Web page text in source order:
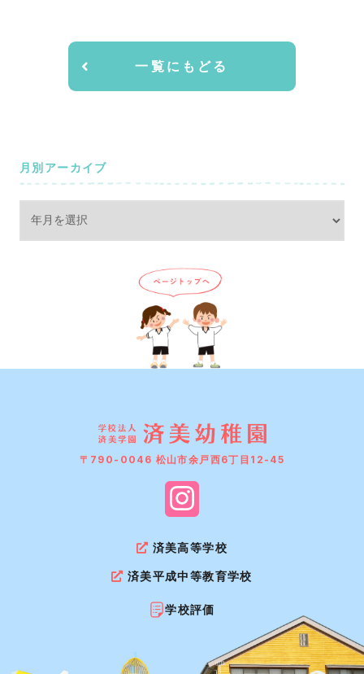
一覧にもどる
月別アーカイブ
〒790-0046 松山市余戸西6丁目12-45
済美高等学校
済美平成中等教育学校
学校評価